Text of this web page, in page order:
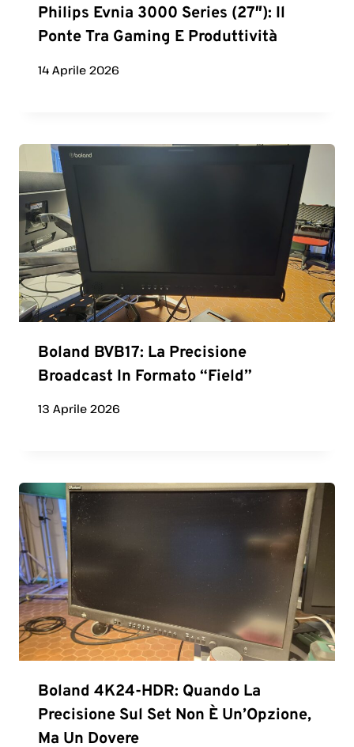
Philips Evnia 3000 Series (27″): Il
Ponte Tra Gaming E Produttività
14 Aprile 2026
Boland BVB17: La Precisione
Broadcast In Formato “Field”
13 Aprile 2026
Boland 4K24-HDR: Quando La
Precisione Sul Set Non È Un’Opzione,
Ma Un Dovere